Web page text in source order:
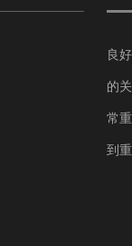
良
的
常
到